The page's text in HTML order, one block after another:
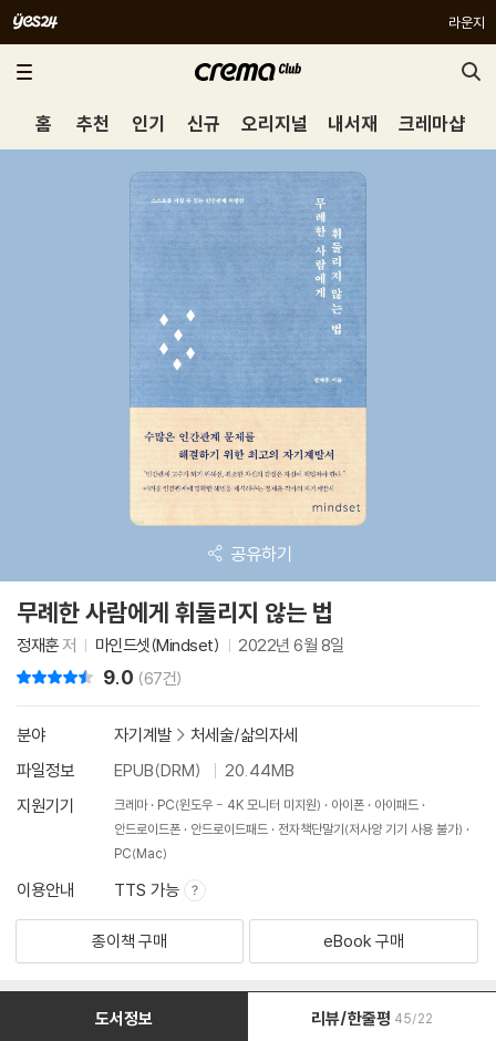
라운지
홈 추천 인기 신규 오리지널 내서재 크레마샵
공유하기
무례한 사람에게 휘둘리지 않는 법
정재훈저 마인드셋(Mindset) 2022년 6월 8일
9.0 (67건)
분야 자기계발 > 처세술/삶의자세
파일정보
EPUB(DRM)
20.44MB
지원기기
크레마 PC(윈도우 - 4K 모니터 미지원) 아이폰
아이패드
안드로이드폰
안드로이드패드
전자책단말기(저사양 기기 사용 불가)
PC(Mac)
이용안내 TTS 가능
종이책 구매 eBook 구매
도서정보 리뷰/한줄평 45/22